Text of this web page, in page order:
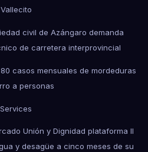
Vallecito
civil de Azángaro demanda
de carretera interprovincial
casos mensuales de mordeduras
a personas
Services
Unión y Dignidad plataforma II
y desagüe a cinco meses de su